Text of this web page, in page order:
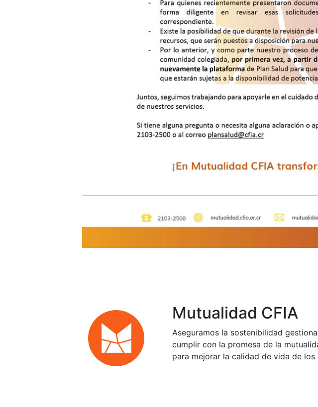
Mutualidad CFIA
Aseguramos la sostenibilidad
cumplir con la promesa de la
para mejorar la calidad de vida de